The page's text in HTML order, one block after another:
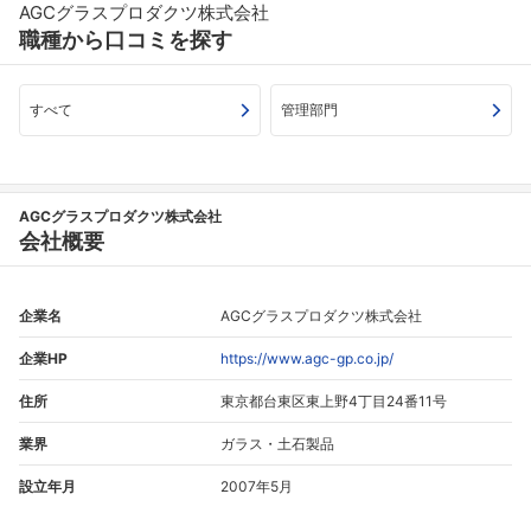
AGCグラスプロダクツ株式会社
職種から口コミを探す
すべて 管理部門
AGCグラスプロダクツ株式会社
会社概要
企業名 AGCグラスプロダクツ株式会社
企業HP https://www.agc-gp.co.jp/
住所 東京都台東区東上野4丁目24番11号
業界 ガラス・土石製品
設立年月 2007年5月